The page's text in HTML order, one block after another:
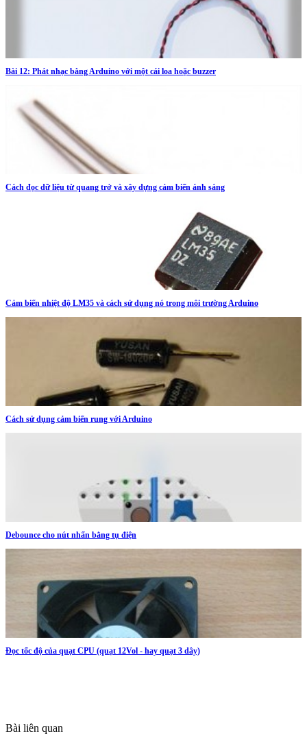
Bài 12: Phát nhạc bằng Arduino với một cái loa hoặc buzzer
Cách đọc dữ liệu từ quang trở và xây dựng cảm biến ánh sáng
Cảm biến nhiệt độ LM35 và cách sử dụng nó trong môi trường Arduino
Cách sử dụng cảm biến rung với Arduino
Debounce cho nút nhấn bằng tụ điện
Đọc tốc độ của quạt CPU (quạt 12Vol - hay quạt 3 dây)
Bài liên quan